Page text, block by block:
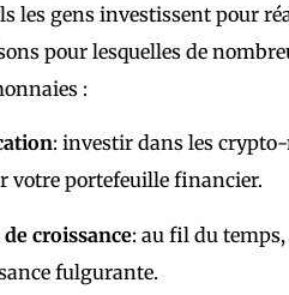
les gens investissent pour
pour lesquelles de
:
: investir dans les
votre portefeuille financier.
croissance: au fil du
fulgurante.